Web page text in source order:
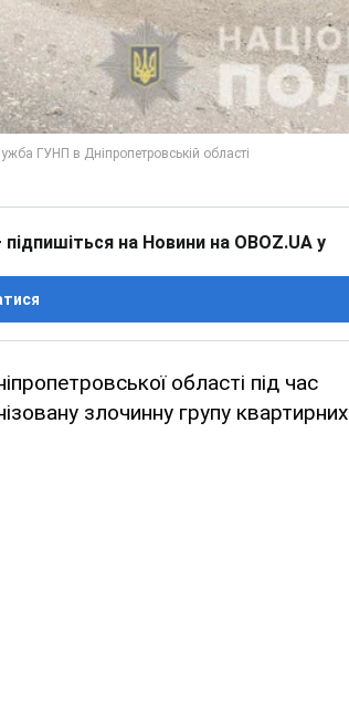
на Новини на OBOZ.UA у
області під час
злочинну групу квартирних